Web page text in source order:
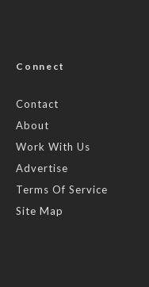
Connect
Contact
About
Work With Us
Advertise
Terms Of Service
Site Map